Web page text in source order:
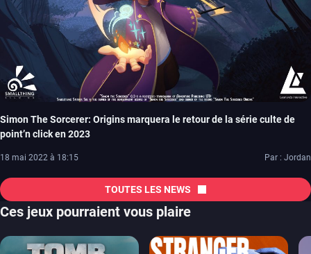
Simon The Sorcerer: Origins marquera le retour de la série culte de
point’n click en 2023
18 mai 2022 à 18:15 Par : Jordan
TOUTES LES NEWS
Ces jeux pourraient vous plaire